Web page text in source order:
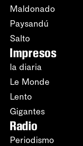
Maldonado
Paysandú
Salto
Impresos
la diaria
Le Monde
Lento
Gigantes
Radio
Periodismo